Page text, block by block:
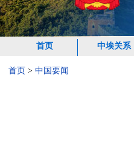
首页 中埃关系
首页 > 中国要闻